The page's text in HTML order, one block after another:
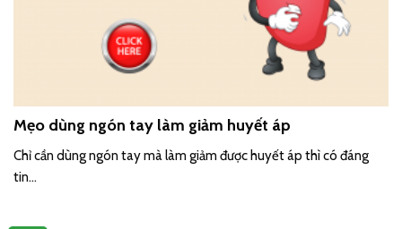
Mẹo dùng ngón tay làm giảm huyết áp
Chỉ cần dùng ngón tay mà làm giảm được huyết áp thì có đáng
tin...